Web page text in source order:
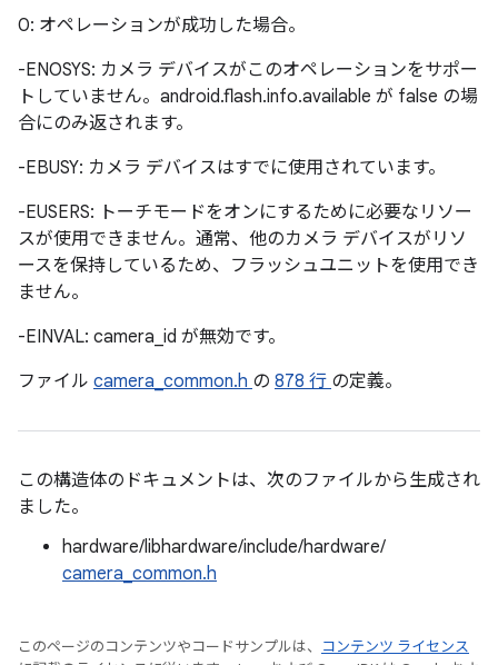
0: オペレーションが成功した場合。
-ENOSYS: カメラ デバイスがこのオペレーションをサポー
トしていません。android.flash.info.available が false の場
合にのみ返されます。
-EBUSY: カメラ デバイスはすでに使用されています。
-EUSERS: トーチモードをオンにするために必要なリソー
スが使用できません。通常、他のカメラ デバイスがリソ
ースを保持しているため、フラッシュユニットを使用でき
ません。
-EINVAL: camera_id が無効です。
ファイル camera_common.h の 878 行 の定義。
この構造体のドキュメントは、次のファイルから生成され
ました。
hardware/libhardware/include/hardware/
camera_common.h
このページのコンテンツやコードサンプルは、
コンテンツ ライセンス